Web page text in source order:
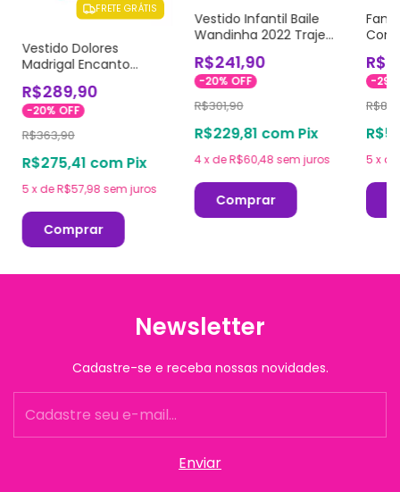
FRETE GRÁTIS
Vestido Dolores
Madrigal Encanto
Cosplay Adulto
R$289,90
-20% OFF
R$363,90
R$275,41 comPix
5 xdeR$57,98 sem juros
Comprar
Vestido Infantil Baile
Wandinha 2022 Traje
Cosplay
R$241,90
-20% OFF
R$301,90
R$229,81 comPix
4xdeR$60,48 sem juros
Comprar
-29
5 xde
Newsletter
Cadastre-se e receba nossas novidades.